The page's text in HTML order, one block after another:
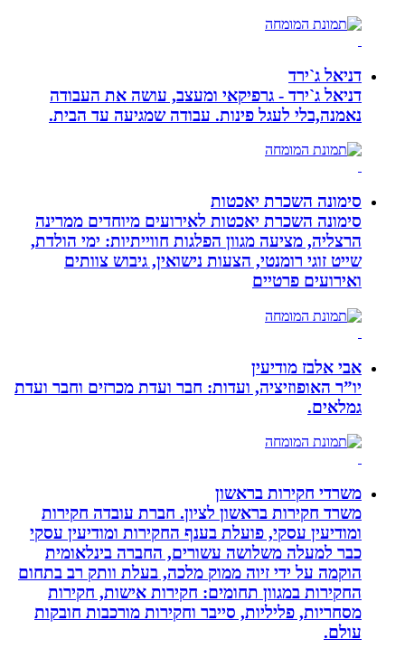
דניאל ג`ירד
דניאל ג`ירד - גרפיקאי ומעצב, עושה את העבודה
נאמנה,בלי לעגל פינות. עבודה שמגיעה עד הבית.
סימונה השכרת יאכטות
סימונה השכרת יאכטות לאירועים מיוחדים ממרינה
הרצליה, מציעה מגוון הפלגות חווייתיות: ימי הולדת,
שייט זוגי רומנטי, הצעות נישואין, גיבוש צוותים
ואירועים פרטיים
אבי אלבז מודיעין
יו”ר האופוזיציה, ועדות: חבר ועדת מכרזים וחבר ועדת
גמלאים.
משרדי חקירות בראשון
משרד חקירות בראשון לציון. חברת עובדה חקירות
ומודיעין עסקי, פועלת בענף החקירות ומודיעין עסקי
כבר למעלה משלושה עשורים, החברה בינלאומית
הוקמה על ידי זיוה ממוק מלכה, בעלת וותק רב בתחום
החקירות במגוון תחומים: חקירות אישות, חקירות
מסחריות, פליליות, סייבר וחקירות מורכבות חובקות
עולם.